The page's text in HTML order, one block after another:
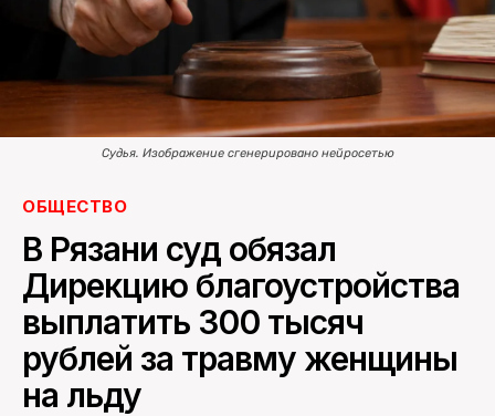
Судья. Изображение сгенерировано нейросетью
ОБЩЕСТВО
В Рязани суд обязал
Дирекцию благоустройства
выплатить 300 тысяч
рублей за травму женщины
на льду